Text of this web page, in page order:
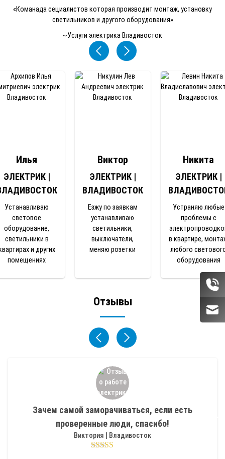
«Команада сециалистов которая производит монтаж, установку
светильников и другого оборудования»
~Услуги электрика Владивосток
Илья
ЭЛЕКТРИК |
Устанавливаю
световое
оборудование,
светильники в
и других
помещениях
Виктор
ЭЛЕКТРИК |
ВЛАДИВОСТОК
Езжу по заявкам
устанавливаю
светильники,
выключатели,
меняю розетки
Никита
ЭЛЕКТРИК |
Устраняю любые
проблемы с
в квартире,
любого
оборудования
Отзывы
Зачем самой заморачиваться, если есть
проверенные люди, спасибо!
Виктория | Владивосток